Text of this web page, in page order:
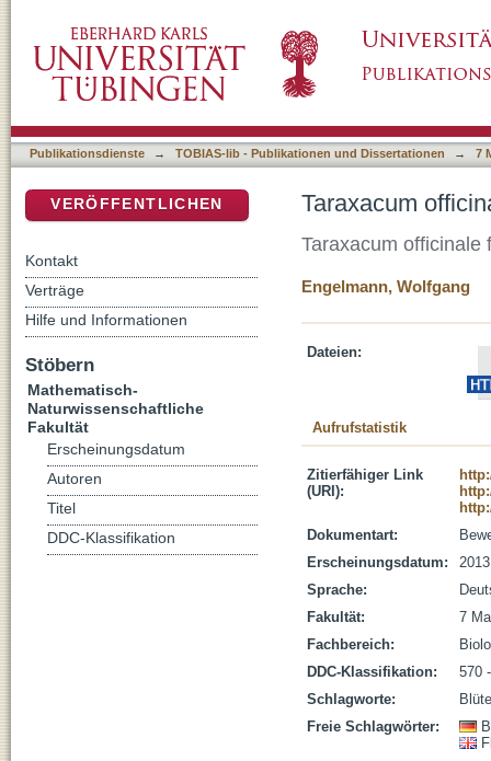
Publikationsdienste → TOBIAS-lib - Publikationen und Dissertationen → 7
Taraxacum
Taraxacum officinale
Engelmann, Wolfgang
Dateien:
Aufrufstatistik
Zitierfähiger Link
(URI):
Dokumentart:
Erscheinungsdatum:
2013
Sprache:
Fakultät:
7
Fachbereich:
DDC-Klassifikation:
570
Schlagworte:
Freie Schlagwörter:
VERÖFFENTLICHEN
Kontakt
Verträge
Hilfe und Informationen
Stöbern
Mathematisch-
Naturwissenschaftliche
Fakultät
Erscheinungsdatum
Autoren
Titel
DDC-Klassifikation